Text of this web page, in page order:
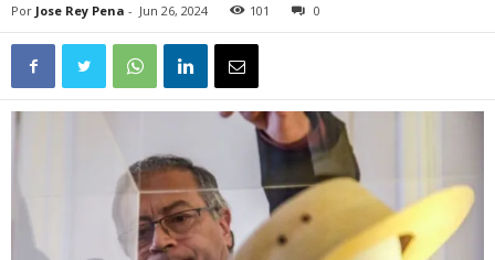
Por Jose Rey Pena - Jun 26, 2024 101 0